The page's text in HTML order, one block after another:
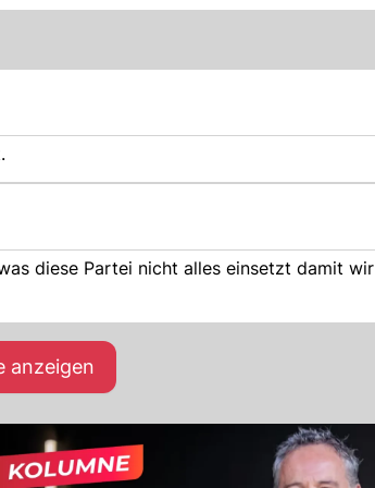
diese Partei nicht alles einsetzt damit
anzeigen